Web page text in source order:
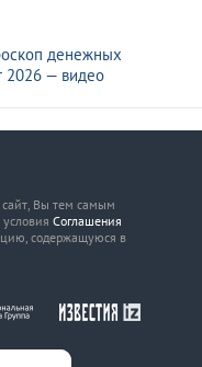
денежных
2026 — видео
Вы тем самым
Соглашения
содержащуюся в